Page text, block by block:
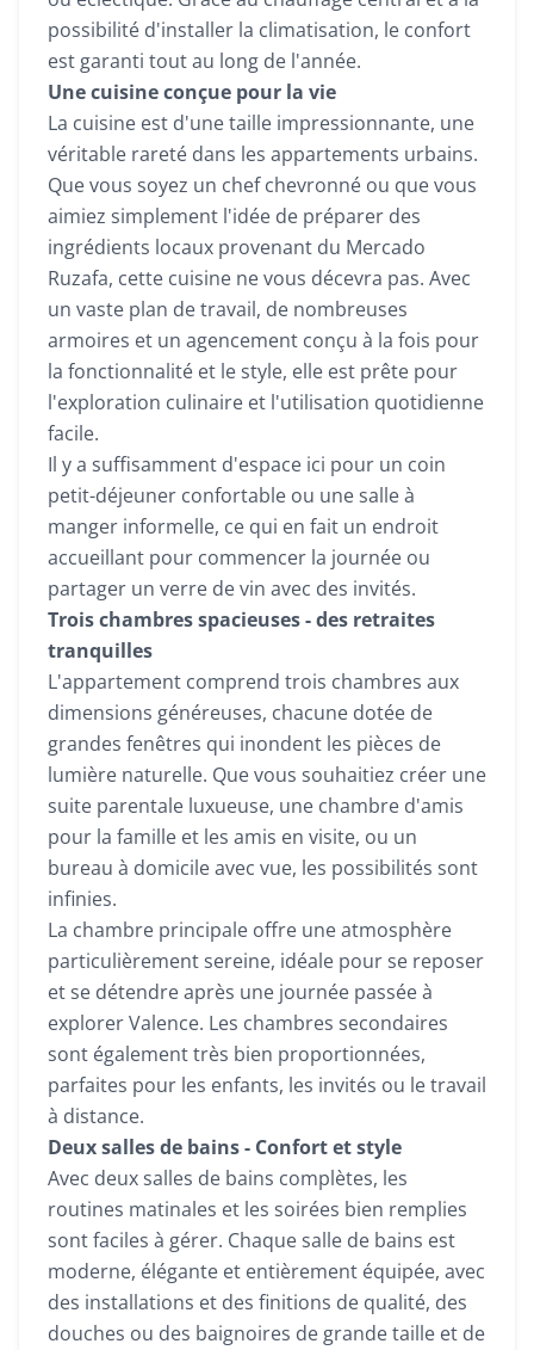
possibilité d'installer la climatisation, le confort
est garanti tout au long de l'année.
Une cuisine conçue pour la vie
La cuisine est d'une taille impressionnante, une
véritable rareté dans les appartements urbains.
Que vous soyez un chef chevronné ou que vous
aimiez simplement l'idée de préparer des
ingrédients locaux provenant du Mercado
Ruzafa, cette cuisine ne vous décevra pas. Avec
un vaste plan de travail, de nombreuses
armoires et un agencement conçu à la fois pour
la fonctionnalité et le style, elle est prête pour
l'exploration culinaire et l'utilisation quotidienne
facile.
Il y a suffisamment d'espace ici pour un coin
petit-déjeuner confortable ou une salle à
manger informelle, ce qui en fait un endroit
accueillant pour commencer la journée ou
partager un verre de vin avec des invités.
Trois chambres spacieuses - des retraites
tranquilles
L'appartement comprend trois chambres aux
dimensions généreuses, chacune dotée de
grandes fenêtres qui inondent les pièces de
lumière naturelle. Que vous souhaitiez créer une
suite parentale luxueuse, une chambre d'amis
pour la famille et les amis en visite, ou un
bureau à domicile avec vue, les possibilités sont
infinies.
La chambre principale offre une atmosphère
particulièrement sereine, idéale pour se reposer
et se détendre après une journée passée à
explorer Valence. Les chambres secondaires
sont également très bien proportionnées,
parfaites pour les enfants, les invités ou le travail
à distance.
Deux salles de bains - Confort et style
Avec deux salles de bains complètes, les
routines matinales et les soirées bien remplies
sont faciles à gérer. Chaque salle de bains est
moderne, élégante et entièrement équipée, avec
des installations et des finitions de qualité, des
douches ou des baignoires de grande taille et de